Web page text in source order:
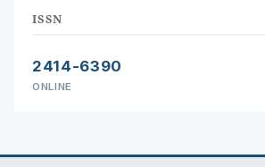
ISSN
2414-6390
ONLINE